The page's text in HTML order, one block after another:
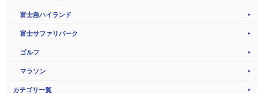
富士急ハイランド
富士サファリパーク
ゴルフ
マラソン
カテゴリ一覧